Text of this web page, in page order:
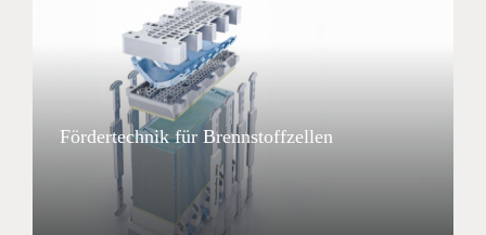
Fördertechnik für Brennstoffzellen